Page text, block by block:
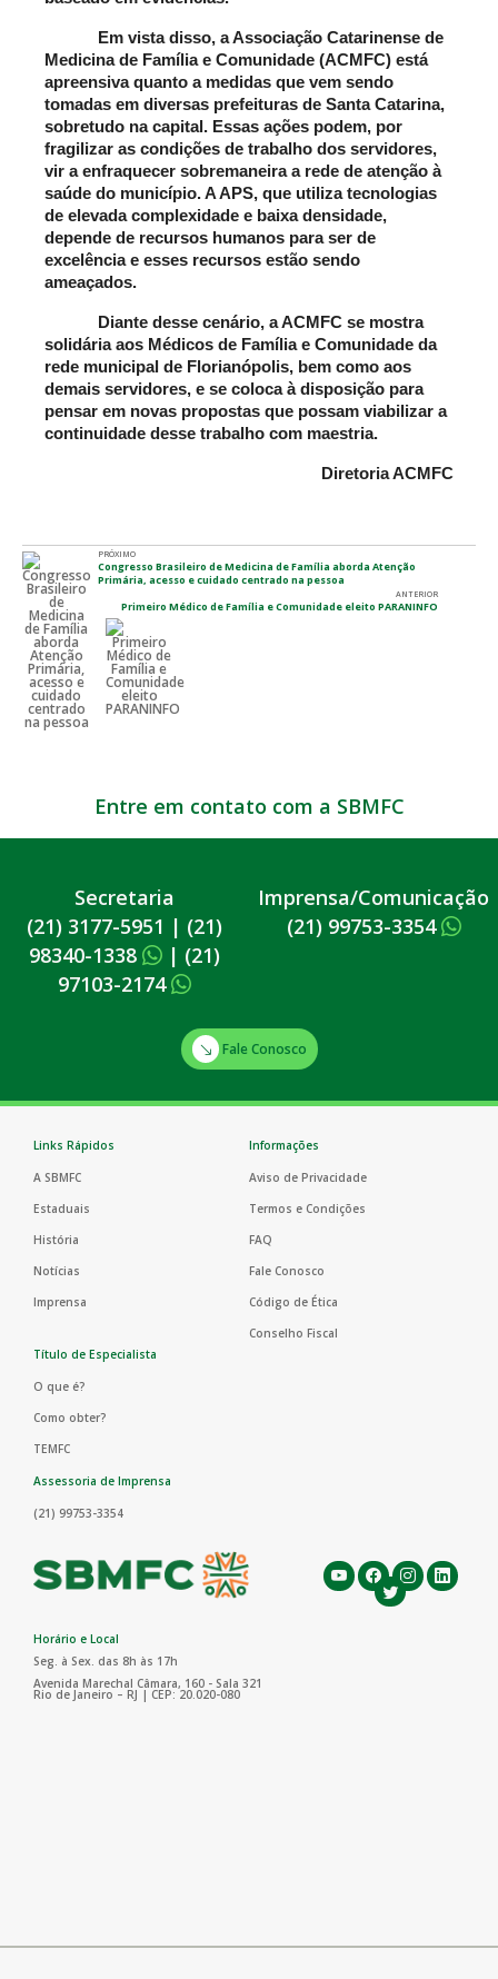
Em vista disso, a Associação Catarinense de
Medicina de Família e Comunidade (ACMFC) está
apreensiva quanto a medidas que vem sendo
tomadas em diversas prefeituras de Santa Catarina,
sobretudo na capital. Essas ações podem, por
fragilizar as condições de trabalho dos servidores,
vir a enfraquecer sobremaneira a rede de atenção à
saúde do município. A APS, que utiliza tecnologias
de elevada complexidade e baixa densidade,
depende de recursos humanos para ser de
excelência e esses recursos estão sendo
ameaçados.
Diante desse cenário, a ACMFC se mostra
solidária aos Médicos de Família e Comunidade da
rede municipal de Florianópolis, bem como aos
demais servidores, e se coloca à disposição para
pensar em novas propostas que possam viabilizar a
continuidade desse trabalho com maestria.
Diretoria ACMFC
PRÓXIMO
Congresso Brasileiro de Medicina de Família aborda Atenção
Primária, acesso e cuidado centrado na pessoa
ANTERIOR
Primeiro Médico de Família e Comunidade eleito PARANINFO
Entre em contato com a SBMFC
Secretaria
(21) 3177-5951 | (21)
98340-1338
| (21)
97103-2174
Imprensa/Comunicação
(21) 99753-3354
Fale Conosco
Links Rápidos
A SBMFC
Estaduais
História
Notícias
Imprensa
Informações
Aviso de Privacidade
Termos e Condições
FAQ
Fale Conosco
Código de Ética
Conselho Fiscal
Título de Especialista
O que é?
Como obter?
TEMFC
Assessoria de Imprensa
(21) 99753-3354
Horário e Local
Seg. à Sex. das 8h às 17h
Avenida Marechal Câmara, 160 - Sala 321
Rio de Janeiro – RJ | CEP: 20.020-080